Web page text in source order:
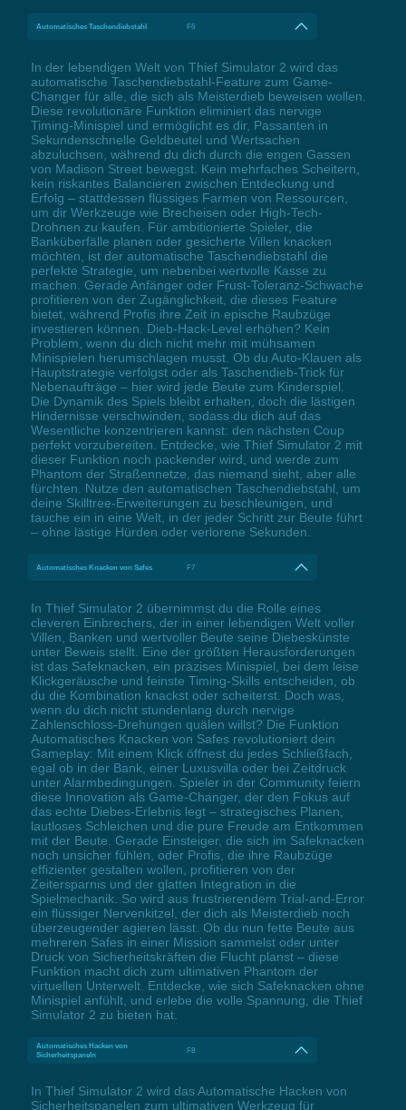
Automatisches Taschendiebstahl F6
In der lebendigen Welt von Thief Simulator 2 wird das
automatische Taschendiebstahl-Feature zum Game-
Changer für alle, die sich als Meisterdieb beweisen wollen.
Diese revolutionäre Funktion eliminiert das nervige
Timing-Minispiel und ermöglicht es dir, Passanten in
Sekundenschnelle Geldbeutel und Wertsachen
abzuluchsen, während du dich durch die engen Gassen
von Madison Street bewegst. Kein mehrfaches Scheitern,
kein riskantes Balancieren zwischen Entdeckung und
Erfolg – stattdessen flüssiges Farmen von Ressourcen,
um dir Werkzeuge wie Brecheisen oder High-Tech-
Drohnen zu kaufen. Für ambitionierte Spieler, die
Banküberfälle planen oder gesicherte Villen knacken
möchten, ist der automatische Taschendiebstahl die
perfekte Strategie, um nebenbei wertvolle Kasse zu
machen. Gerade Anfänger oder Frust-Toleranz-Schwache
profitieren von der Zugänglichkeit, die dieses Feature
bietet, während Profis ihre Zeit in epische Raubzüge
investieren können. Dieb-Hack-Level erhöhen? Kein
Problem, wenn du dich nicht mehr mit mühsamen
Minispielen herumschlagen musst. Ob du Auto-Klauen als
Hauptstrategie verfolgst oder als Taschendieb-Trick für
Nebenaufträge – hier wird jede Beute zum Kinderspiel.
Die Dynamik des Spiels bleibt erhalten, doch die lästigen
Hindernisse verschwinden, sodass du dich auf das
Wesentliche konzentrieren kannst: den nächsten Coup
perfekt vorzubereiten. Entdecke, wie Thief Simulator 2 mit
dieser Funktion noch packender wird, und werde zum
Phantom der Straßennetze, das niemand sieht, aber alle
fürchten. Nutze den automatischen Taschendiebstahl, um
deine Skilltree-Erweiterungen zu beschleunigen, und
tauche ein in eine Welt, in der jeder Schritt zur Beute führt
– ohne lästige Hürden oder verlorene Sekunden.
Automatisches Knacken von Safes F7
In Thief Simulator 2 übernimmst du die Rolle eines
cleveren Einbrechers, der in einer lebendigen Welt voller
Villen, Banken und wertvoller Beute seine Diebeskünste
unter Beweis stellt. Eine der größten Herausforderungen
ist das Safeknacken, ein präzises Minispiel, bei dem leise
Klickgeräusche und feinste Timing-Skills entscheiden, ob
du die Kombination knackst oder scheiterst. Doch was,
wenn du dich nicht stundenlang durch nervige
Zahlenschloss-Drehungen quälen willst? Die Funktion
Automatisches Knacken von Safes revolutioniert dein
Gameplay: Mit einem Klick öffnest du jedes Schließfach,
egal ob in der Bank, einer Luxusvilla oder bei Zeitdruck
unter Alarmbedingungen. Spieler in der Community feiern
diese Innovation als Game-Changer, der den Fokus auf
das echte Diebes-Erlebnis legt – strategisches Planen,
lautloses Schleichen und die pure Freude am Entkommen
mit der Beute. Gerade Einsteiger, die sich im Safeknacken
noch unsicher fühlen, oder Profis, die ihre Raubzüge
effizienter gestalten wollen, profitieren von der
Zeitersparnis und der glatten Integration in die
Spielmechanik. So wird aus frustrierendem Trial-and-Error
ein flüssiger Nervenkitzel, der dich als Meisterdieb noch
überzeugender agieren lässt. Ob du nun fette Beute aus
mehreren Safes in einer Mission sammelst oder unter
Druck von Sicherheitskräften die Flucht planst – diese
Funktion macht dich zum ultimativen Phantom der
virtuellen Unterwelt. Entdecke, wie sich Safeknacken ohne
Minispiel anfühlt, und erlebe die volle Spannung, die Thief
Simulator 2 zu bieten hat.
Automatisches Hacken von
Sicherheitspaneln
F8
In Thief Simulator 2 wird das Automatische Hacken von
Sicherheitspanelen zum ultimativen Werkzeug für